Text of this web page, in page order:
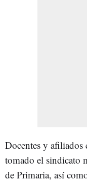
Docentes y afiliados
tomado el sindicato
de Primaria, así